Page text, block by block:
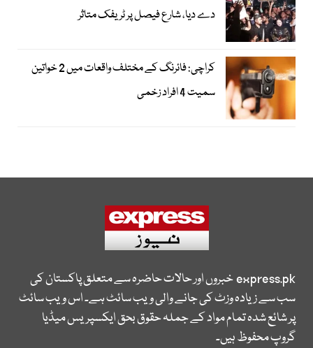
دے دیا، شارع فیصل پر ٹریفک متاثر
کراچی: فائرنگ کے مختلف واقعات میں 2 خواتین
سمیت 4 افراد زخمی
express.pkخبروں اور حالات حاضرہ سے متعلق پاکستان کی
سب سے زیادہ وزٹ کی جانے والی ویب سائٹ ہے۔ اس ویب سائٹ
پر شائع شدہ تمام مواد کے جملہ حقوق بحق ایکسپریس میڈیا
گروپ محفوظ ہیں۔